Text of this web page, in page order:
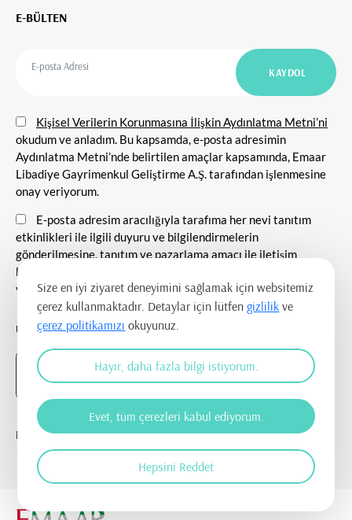
E-BÜLTEN
Kişisel Verilerin Korunmasına İlişkin Aydınlatma Metni’ni
okudum ve anladım. Bu kapsamda, e-posta adresimin
Aydınlatma Metni’nde belirtilen amaçlar kapsamında, Emaar
Libadiye Gayrimenkul Geliştirme A.Ş. tarafından işlenmesine
onay veriyorum.
E-posta adresim aracılığıyla tarafıma her nevi tanıtım
etkinlikleri ile ilgili duyuru ve bilgilendirmelerin
gönderilmesine, tanıtım ve pazarlama amacı ile iletişim
kurulmasına ve ticari elektronik ileti gönderilmesine onay
veriyorum.
UYGULAMAYI İNDİR
BİZİ TAKİP EDİN
Size en iyi ziyaret deneyimini sağlamak için websitemiz
çerez kullanmaktadır. Detaylar için lütfengizlilik ve
çerez politikamızı okuyunuz.
Hayır, daha fazla bilgi istiyorum.
Evet, tüm çerezleri kabul ediyorum.
Hepsini Reddet